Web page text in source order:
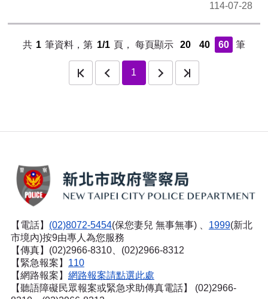
114-07-28
共 1 筆資料，第 1/1 頁，每頁顯示 20 40 60 筆
1
最後一頁
【電話】 (02)8072-5454(保您妻兒 無事無事) 、 1999(新北
市境內)按9由專人為您服務
【傳真】(02)2966-8310、(02)2966-8312
【緊急報案】 110
【網路報案】 網路報案請點選此處
【聽語障礙民眾報案或緊急求助傳真電話】
(02)2966-